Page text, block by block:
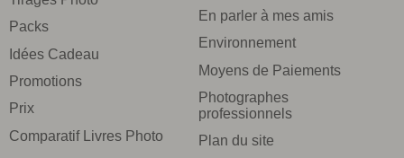
Packs
Idées Cadeau
Promotions
Prix
Comparatif Livres Photo
En parler à mes amis
Environnement
Moyens de Paiements
Photographes
professionnels
Plan du site